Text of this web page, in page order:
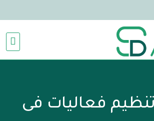
فعاليات فى